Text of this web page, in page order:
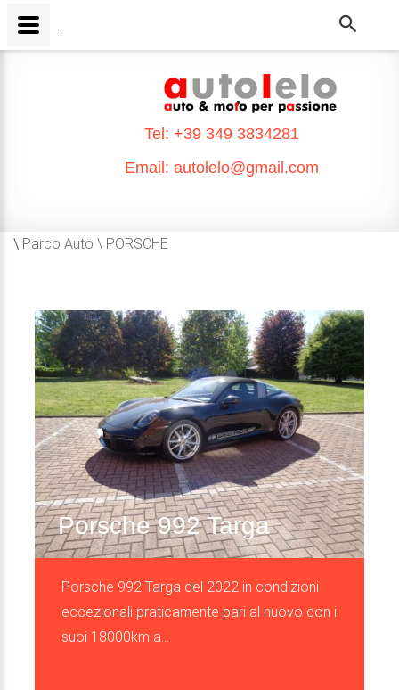
.
Tel: +39 349 3834281
Email: autolelo@gmail.com
\ Parco Auto \ PORSCHE
Porsche 992 Targa
Porsche 992 Targa del 2022 in condizioni
eccezionali praticamente pari al nuovo con i
suoi 18000km a...
.